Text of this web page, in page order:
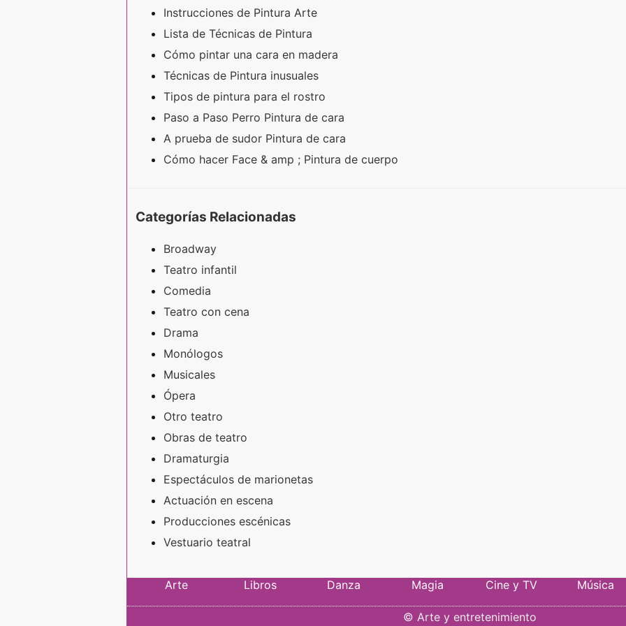
Instrucciones de Pintura Arte
Lista de Técnicas de Pintura
Cómo pintar una cara en madera
Técnicas de Pintura inusuales
Tipos de pintura para el rostro
Paso a Paso Perro Pintura de cara
A prueba de sudor Pintura de cara
Cómo hacer Face & amp ; Pintura de cuerpo
Categorías Relacionadas
Broadway
Teatro infantil
Comedia
Teatro con cena
Drama
Monólogos
Musicales
Ópera
Otro teatro
Obras de teatro
Dramaturgia
Espectáculos de marionetas
Actuación en escena
Producciones escénicas
Vestuario teatral
Arte Libros Danza Magia Cine y TV Música
© Arte y entretenimiento